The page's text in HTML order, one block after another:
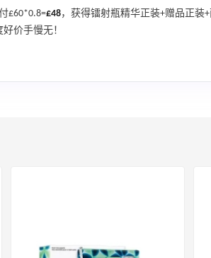
£60*0.8=£48，获得镭射瓶精华正装+赠品正装
价手慢无！
【